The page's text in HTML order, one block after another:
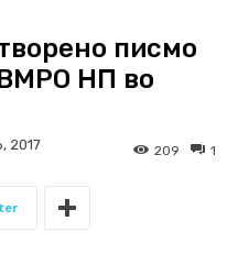
писмо
НП во
2017 1
209